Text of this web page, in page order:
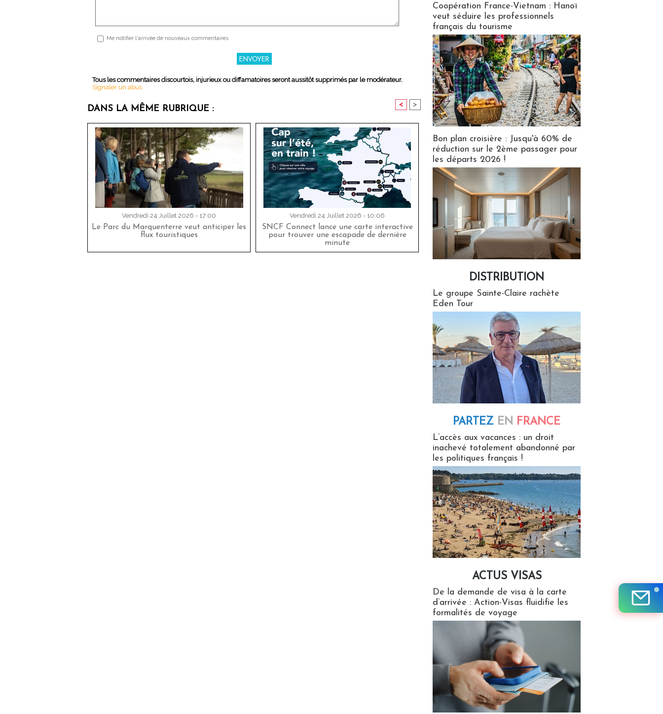
Me notifier l'arrivée de nouveaux commentaires
Tous les commentaires discourtois, injurieux ou diffamatoires seront aussitôt supprimés par le modérateur.
Signaler un abus
DANS LA MÊME RUBRIQUE : < >
Vendredi 24 Juillet 2026 - 17:00
Le Parc du Marquenterre veut anticiper les
flux touristiques
Vendredi 24 Juillet 2026 - 10:06
SNCF Connect lance une carte interactive
pour trouver une escapade de dernière
minute
Coopération France-Vietnam : Hanoï
veut séduire les professionnels
français du tourisme
Bon plan croisière : Jusqu'à 60% de
réduction sur le 2ème passager pour
les départs 2026 !
DISTRIBUTION
Le groupe Sainte-Claire rachète
Eden Tour
PARTEZ EN FRANCE
L’accès aux vacances : un droit
inachevé totalement abandonné par
les politiques français !
ACTUS VISAS
De la demande de visa à la carte
d’arrivée : Action-Visas fluidifie les
formalités de voyage